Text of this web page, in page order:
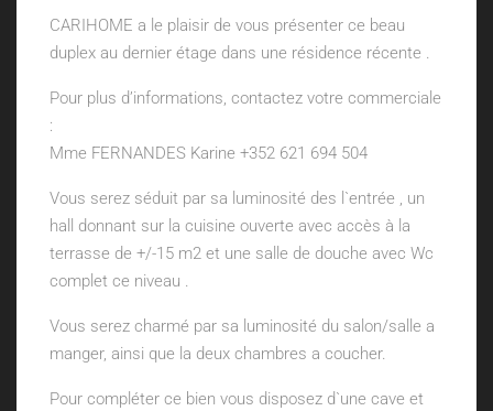
CARIHOME a le plaisir de vous présenter ce beau
duplex au dernier étage dans une résidence récente .
Pour plus d’informations, contactez votre commerciale
:
Mme FERNANDES Karine +352 621 694 504
Vous serez séduit par sa luminosité des l`entrée , un
hall donnant sur la cuisine ouverte avec accès à la
terrasse de +/-15 m2 et une salle de douche avec Wc
complet ce niveau .
Vous serez charmé par sa luminosité du salon/salle a
manger, ainsi que la deux chambres a coucher.
Pour compléter ce bien vous disposez d`une cave et